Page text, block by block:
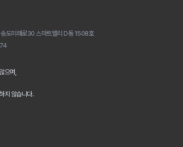
송도미래로30 스마트밸리 D동 1508호
으며,
지 않습니다.